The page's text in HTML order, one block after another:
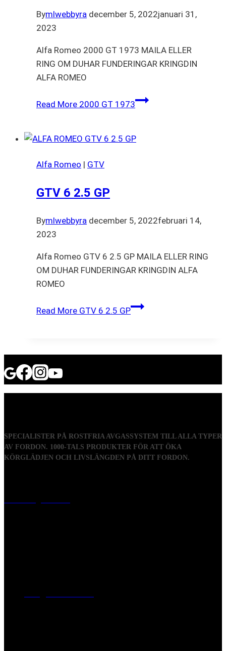
Bymlwebbyra december 5, 2022januari 31,
2023
Alfa Romeo 2000 GT 1973 MAILA ELLER
RING OM DUHAR FUNDERINGAR KRINGDIN
ALFA ROMEO
Read More 2000 GT 1973
Alfa Romeo | GTV
GTV 6 2.5 GP
Bymlwebbyra december 5, 2022februari 14,
2023
Alfa Romeo GTV 6 2.5 GP MAILA ELLER RING
OM DUHAR FUNDERINGAR KRINGDIN ALFA
ROMEO
Read More GTV 6 2.5 GP
SPECIALISTER PÅ ROSTFRIA AVGASSYSTEM TILL ALLA TYPER
AV FORDON. 1000-TALS PRODUKTER FÖR ATT ÖKA
KÖRGLÄDJEN OCH LIVSLÄNGDEN PÅ DITT FORDON.